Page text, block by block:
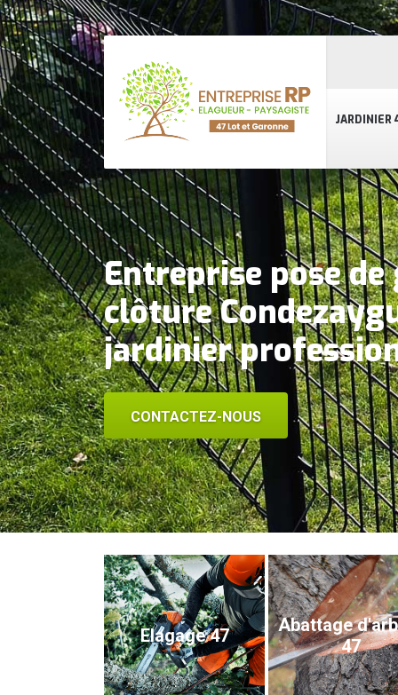
JARDINIER
Entreprise pose
clôture
jardinier
CONTACTEZ-NOUS
Elagage 47
Abattage
47